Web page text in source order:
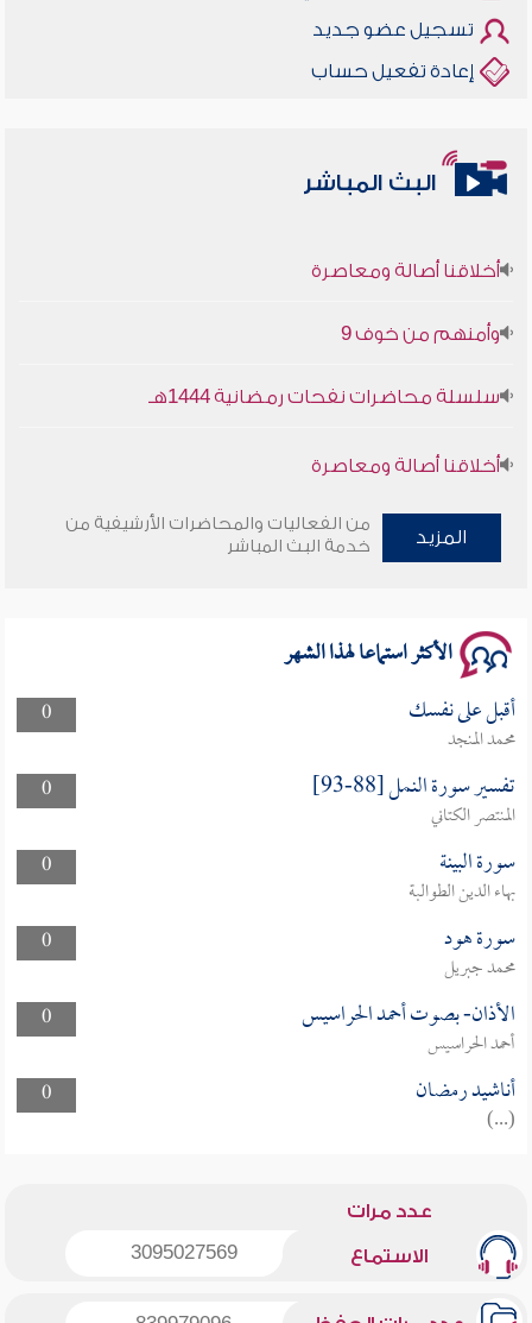
تسجيل عضو جديد
إعادة تفعيل حساب
البث المباشر
أخلاقنا أصالة ومعاصرة
وأمنهم من خوف 9
أخلاقنا أصالة ومعاصرة
وأمنهم من خوف 9
المزيد
من الفعاليات والمحاضرات الأرشيفية من
خدمة البث المباشر
الأكثر استماعا لهذا الشهر
0 أقبل على نفسك
محمد المنجد
0
تفسير سورة النمل [88-93]
المنتصر الكتاني
0
سورة البينة
بهاء الدين الطوالبة
0
سورة هود
محمد جبريل
0
الأذان- بصوت أحمد الحراسيس
أحمد الحراسيس
0
أناشيد رمضان
(...)
عدد مرات
الاستماع 3095027569